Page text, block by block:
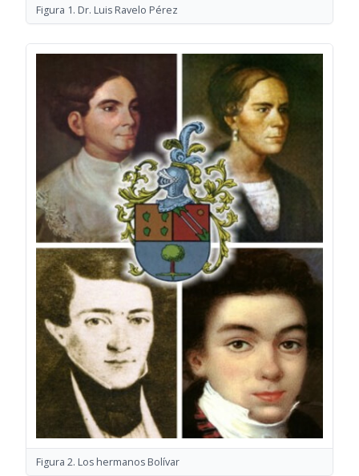
Figura 1. Dr. Luis Ravelo Pérez
Figura 2. Los hermanos Bolívar